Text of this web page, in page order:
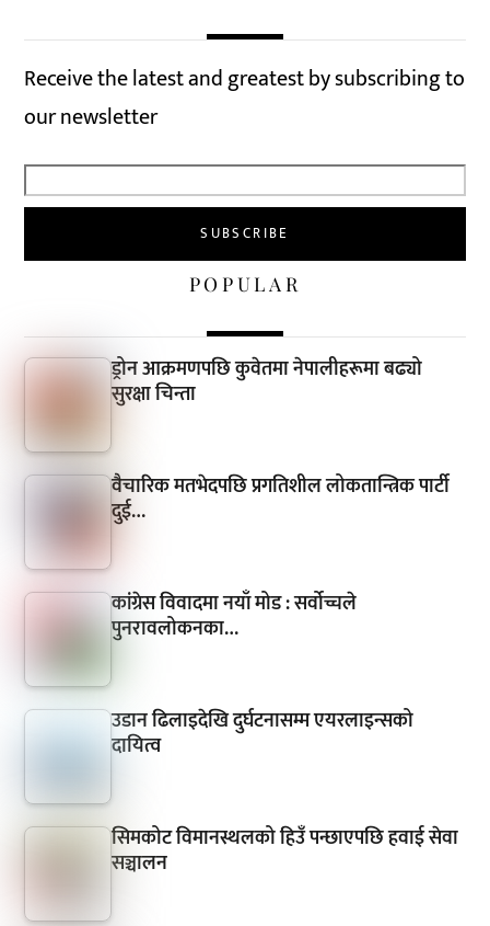
Receive the latest and greatest by subscribing to
our newsletter
POPULAR
ड्रोन आक्रमणपछि कुवेतमा नेपालीहरूमा बढ्यो
सुरक्षा चिन्ता
वैचारिक मतभेदपछि प्रगतिशील लोकतान्त्रिक पार्टी
दुई…
कांग्रेस विवादमा नयाँ मोड : सर्वोच्चले
पुनरावलोकनका…
उडान ढिलाइदेखि दुर्घटनासम्म एयरलाइन्सको
दायित्व
सिमकोट विमानस्थलको हिउँ पन्छाएपछि हवाई सेवा
सञ्चालन